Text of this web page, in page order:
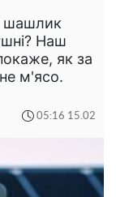
шашлик
Наш
як за
м'ясо.
05:16 15.02